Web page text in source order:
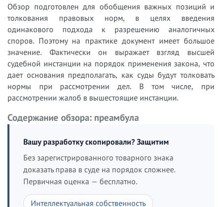
Обзор подготовлен для обобщения важных позиций и
толкования правовых норм, в целях введения
одинакового подхода к разрешению аналогичных
споров. Поэтому на практике документ имеет большое
значение. Фактически он выражает взгляд высшей
судебной инстанции на порядок применения закона, что
дает основания предполагать, как суды будут толковать
нормы при рассмотрении дел. В том числе, при
рассмотрении жалоб в вышестоящие инстанции.
Содержание обзора: преамбула
Вашу разработку скопировали? Защитим
Без зарегистрированного товарного знака
доказать права в суде на порядок сложнее.
Первичная оценка — бесплатно.
Интеллектуальная собственность